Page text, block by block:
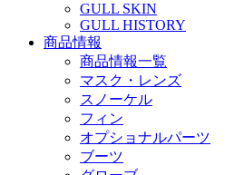
GULL SKIN
GULL HISTORY
商品情報
商品情報一覧
マスク・レンズ
スノーケル
フィン
オプショナルパーツ
ブーツ